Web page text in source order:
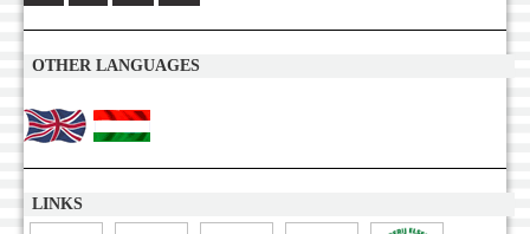
OTHER LANGUAGES
LINKS